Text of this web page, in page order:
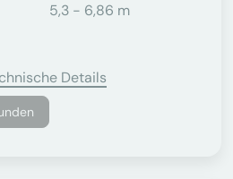
5,3 - 6,86 m
Details